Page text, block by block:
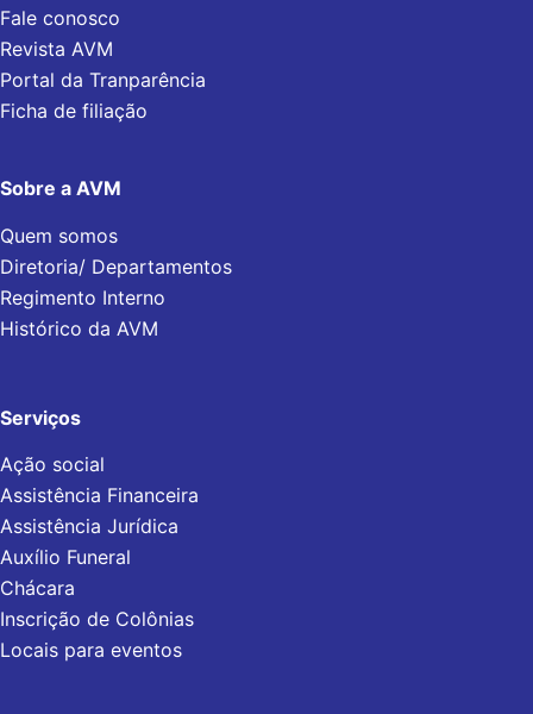
Fale conosco
Revista AVM
Portal da Tranparência
Ficha de filiação
Sobre a AVM
Quem somos
Diretoria/ Departamentos
Regimento Interno
Histórico da AVM
Serviços
Ação social
Assistência Financeira
Assistência Jurídica
Auxílio Funeral
Chácara
Inscrição de Colônias
Locais para eventos